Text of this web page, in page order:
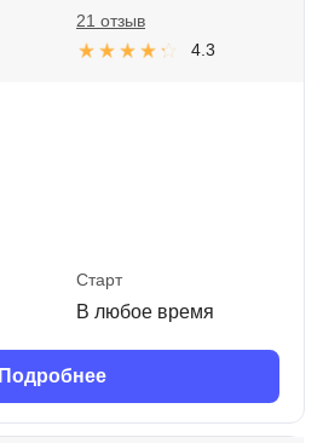
4.3
21 отзыв
Старт
В любое время
Подробнее